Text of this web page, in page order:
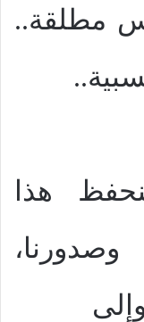
مطلقة..
هذا